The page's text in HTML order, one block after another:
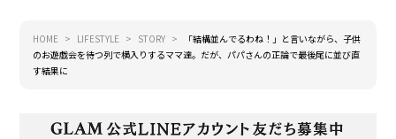
HOME LIFESTYLE STORY
「結構並んでるわね！」と言いながら、子供
のお遊戯会を待つ列で横入りするママ達。だが、パパさんの正論で最後尾に並び直
す結果に